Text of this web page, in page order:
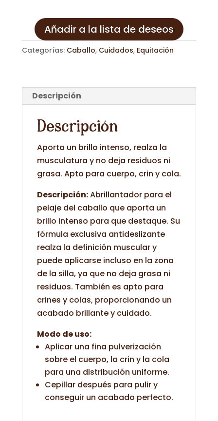
C&D&M
500ml
cantidad
Añadir a la lista de deseos
Categorías: Caballo, Cuidados, Equitación
Descripción
Descripción
Aporta un brillo intenso, realza la
musculatura y no deja residuos ni
grasa. Apto para cuerpo, crin y cola.
Descripción:Abrillantador para el
pelaje del caballo que aporta un
brillo intenso para que destaque. Su
fórmula exclusiva antideslizante
realza la definición muscular y
puede aplicarse incluso en la zona
de la silla, ya que no deja grasa ni
residuos. También es apto para
crines y colas, proporcionando un
acabado brillante y cuidado.
Modo de uso:
Aplicar una fina pulverización
sobre el cuerpo, la crin y la cola
para una distribución uniforme.
Cepillar después para pulir y
conseguir un acabado perfecto.